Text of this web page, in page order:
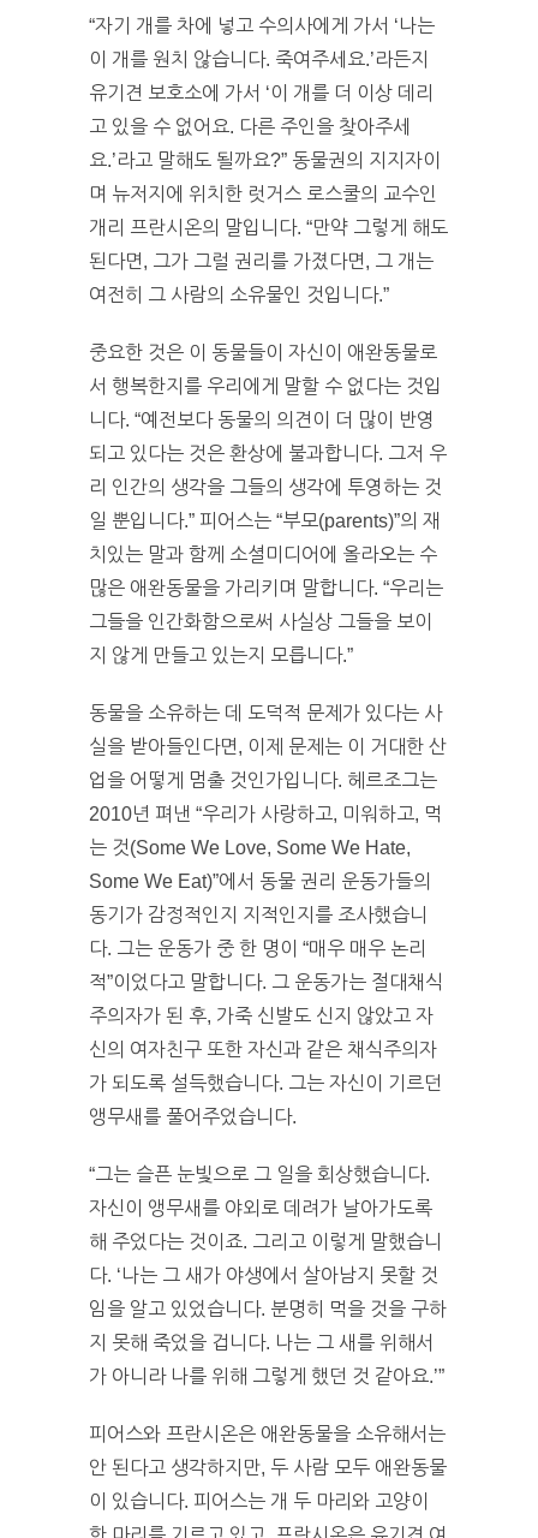
“자기 개를 차에 넣고 수의사에게 가서 ‘나는
이 개를 원치 않습니다. 죽여주세요.’라든지
유기견 보호소에 가서 ‘이 개를 더 이상 데리
고 있을 수 없어요. 다른 주인을 찾아주세
요.’라고 말해도 될까요?” 동물권의 지지자이
며 뉴저지에 위치한 럿거스 로스쿨의 교수인
개리 프란시온의 말입니다. “만약 그렇게 해도
된다면, 그가 그럴 권리를 가졌다면, 그 개는
여전히 그 사람의 소유물인 것입니다.”
중요한 것은 이 동물들이 자신이 애완동물로
서 행복한지를 우리에게 말할 수 없다는 것입
니다. “예전보다 동물의 의견이 더 많이 반영
되고 있다는 것은 환상에 불과합니다. 그저 우
리 인간의 생각을 그들의 생각에 투영하는 것
일 뿐입니다.” 피어스는 “부모(parents)”의 재
치있는 말과 함께 소셜미디어에 올라오는 수
많은 애완동물을 가리키며 말합니다. “우리는
그들을 인간화함으로써 사실상 그들을 보이
지 않게 만들고 있는지 모릅니다.”
동물을 소유하는 데 도덕적 문제가 있다는 사
실을 받아들인다면, 이제 문제는 이 거대한 산
업을 어떻게 멈출 것인가입니다. 헤르조그는
2010년 펴낸 “우리가 사랑하고, 미워하고, 먹
는 것(Some We Love, Some We Hate,
Some We Eat)”에서 동물 권리 운동가들의
동기가 감정적인지 지적인지를 조사했습니
다. 그는 운동가 중 한 명이 “매우 매우 논리
적”이었다고 말합니다. 그 운동가는 절대채식
주의자가 된 후, 가죽 신발도 신지 않았고 자
신의 여자친구 또한 자신과 같은 채식주의자
가 되도록 설득했습니다. 그는 자신이 기르던
앵무새를 풀어주었습니다.
“그는 슬픈 눈빛으로 그 일을 회상했습니다.
자신이 앵무새를 야외로 데려가 날아가도록
해 주었다는 것이죠. 그리고 이렇게 말했습니
다. ‘나는 그 새가 야생에서 살아남지 못할 것
임을 알고 있었습니다. 분명히 먹을 것을 구하
지 못해 죽었을 겁니다. 나는 그 새를 위해서
가 아니라 나를 위해 그렇게 했던 것 같아요.’”
피어스와 프란시온은 애완동물을 소유해서는
안 된다고 생각하지만, 두 사람 모두 애완동물
이 있습니다. 피어스는 개 두 마리와 고양이